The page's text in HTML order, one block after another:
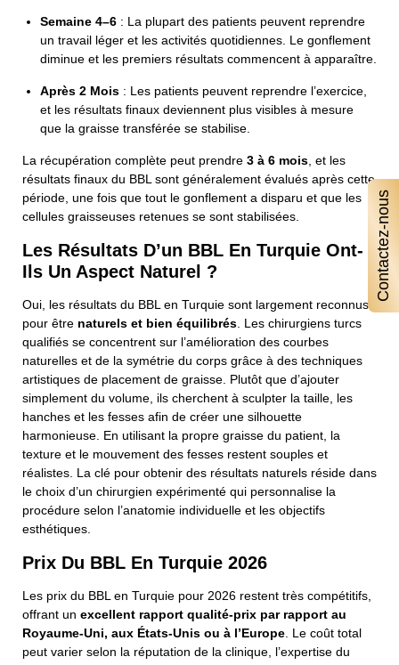
Contactez-nous
Semaine 4–6 : La plupart des patients peuvent reprendre
un travail léger et les activités quotidiennes. Le gonflement
diminue et les premiers résultats commencent à apparaître.
Après 2 Mois : Les patients peuvent reprendre l’exercice,
et les résultats finaux deviennent plus visibles à mesure
que la graisse transférée se stabilise.
La récupération complète peut prendre 3 à 6 mois , et les
résultats finaux du BBL sont généralement évalués après cette
période, une fois que tout le gonflement a disparu et que les
cellules graisseuses retenues se sont stabilisées.
Les Résultats D’un BBL En Turquie Ont-
Ils Un Aspect Naturel ?
Oui, les résultats du BBL en Turquie sont largement reconnus
pour être naturels et bien équilibrés . Les chirurgiens turcs
qualifiés se concentrent sur l’amélioration des courbes
naturelles et de la symétrie du corps grâce à des techniques
artistiques de placement de graisse. Plutôt que d’ajouter
simplement du volume, ils cherchent à sculpter la taille, les
hanches et les fesses afin de créer une silhouette
harmonieuse. En utilisant la propre graisse du patient, la
texture et le mouvement des fesses restent souples et
réalistes. La clé pour obtenir des résultats naturels réside dans
le choix d’un chirurgien expérimenté qui personnalise la
procédure selon l’anatomie individuelle et les objectifs
esthétiques.
Prix Du BBL En Turquie 2026
Les prix du BBL en Turquie pour 2026 restent très compétitifs,
offrant un excellent rapport qualité-prix par rapport au
Royaume-Uni, aux États-Unis ou à l’Europe . Le coût total
peut varier selon la réputation de la clinique, l’expertise du